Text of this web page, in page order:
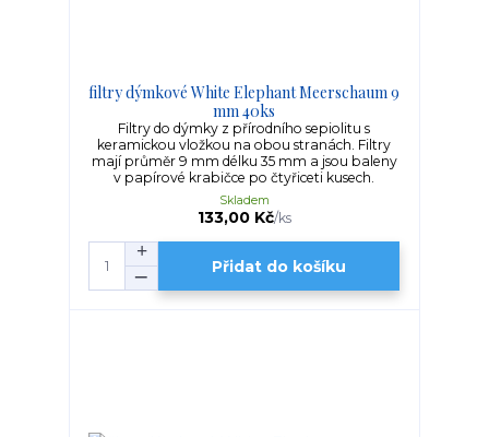
filtry dýmkové White Elephant Meerschaum 9
mm 40ks
Filtry do dýmky z přírodního sepiolitu s
keramickou vložkou na obou stranách. Filtry
mají průměr 9 mm délku 35 mm a jsou baleny
v papírové krabičce po čtyřiceti kusech.
133,00 Kč/ks
Skladem
Přidat do košíku